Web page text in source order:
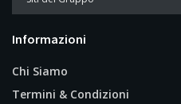
Informazioni
Chi Siamo
Termini & Condizioni